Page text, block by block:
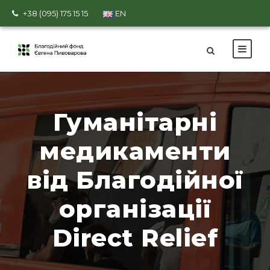
+38 (095) 175 15 15 EN
Гуманітарні
медикаменти
від Благодійної
організації
Direct Relief